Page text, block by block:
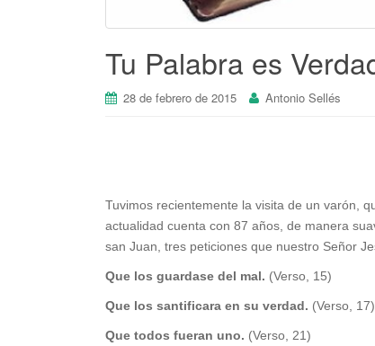
Tu Palabra es
28 de febrero de 2015 Antonio Sellés
Tuvimos recientemente la visita de un varón,
actualidad cuenta con 87 años, de manera
san Juan, tres peticiones que nuestro Señor
Que los guardase del mal. (Verso, 15)
Que los santificara en su verdad. (Verso, 17)
Que todos fueran uno. (Verso, 21)